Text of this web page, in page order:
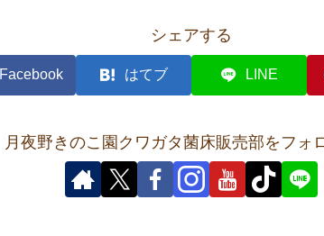
シェアする
Facebook はてブ LINE
月夜野きのこ園クワガタ菌床販売部をフォ